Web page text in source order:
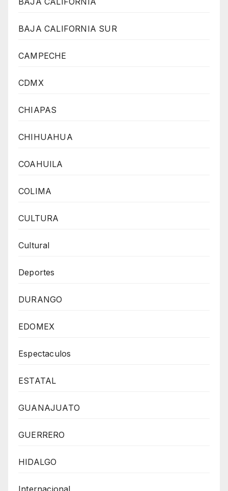
BAJA CALIFORNIA SUR
CAMPECHE
CDMX
CHIAPAS
CHIHUAHUA
COAHUILA
COLIMA
CULTURA
Cultural
Deportes
DURANGO
EDOMEX
Espectaculos
ESTATAL
GUANAJUATO
GUERRERO
HIDALGO